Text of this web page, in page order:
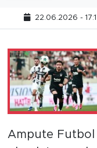
22.06.2026 -
Ampute Futbol